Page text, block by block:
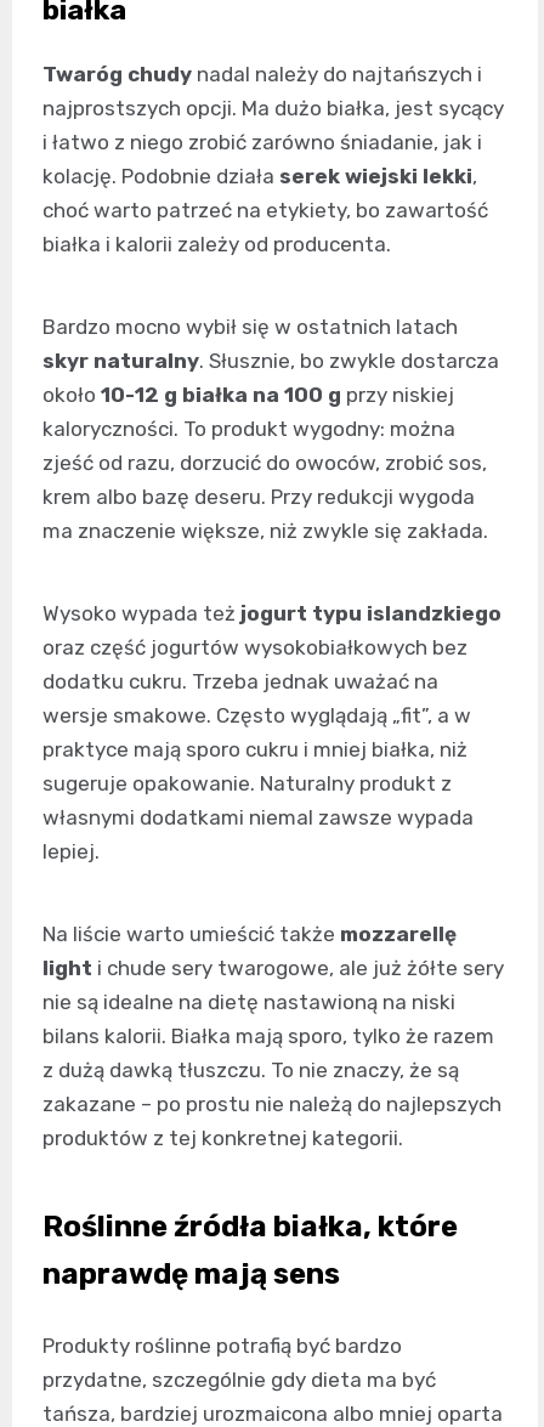
białka
Twaróg chudy nadal należy do najtańszych i
najprostszych opcji. Ma dużo białka, jest sycący
i łatwo z niego zrobić zarówno śniadanie, jak i
kolację. Podobnie działa serek wiejski lekki,
choć warto patrzeć na etykiety, bo zawartość
białka i kalorii zależy od producenta.
Bardzo mocno wybił się w ostatnich latach
skyr naturalny. Słusznie, bo zwykle dostarcza
około 10-12 g białka na 100 g przy niskiej
kaloryczności. To produkt wygodny: można
zjeść od razu, dorzucić do owoców, zrobić sos,
krem albo bazę deseru. Przy redukcji wygoda
ma znaczenie większe, niż zwykle się zakłada.
Wysoko wypada też jogurt typu islandzkiego
oraz część jogurtów wysokobiałkowych bez
dodatku cukru. Trzeba jednak uważać na
wersje smakowe. Często wyglądają „fit”, a w
praktyce mają sporo cukru i mniej białka, niż
sugeruje opakowanie. Naturalny produkt z
własnymi dodatkami niemal zawsze wypada
lepiej.
Na liście warto umieścić także mozzarellę
light i chude sery twarogowe, ale już żółte sery
nie są idealne na dietę nastawioną na niski
bilans kalorii. Białka mają sporo, tylko że razem
z dużą dawką tłuszczu. To nie znaczy, że są
zakazane – po prostu nie należą do najlepszych
produktów z tej konkretnej kategorii.
Roślinne źródła białka, które
naprawdę mają sens
Produkty roślinne potrafią być bardzo
przydatne, szczególnie gdy dieta ma być
tańsza, bardziej urozmaicona albo mniej oparta